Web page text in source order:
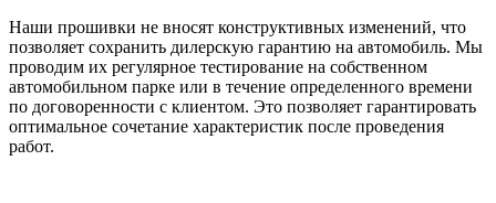
Наши прошивки не вносят конструктивных изменений, что
позволяет сохранить дилерскую гарантию на автомобиль. Мы
проводим их регулярное тестирование на собственном
автомобильном парке или в течение определенного времени
по договоренности с клиентом. Это позволяет гарантировать
оптимальное сочетание характеристик после проведения
работ.